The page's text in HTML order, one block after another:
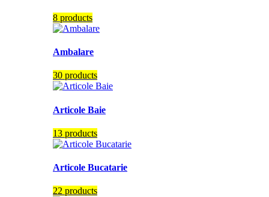
8 products
Ambalare
30 products
Articole Baie
13 products
Articole Bucatarie
22 products